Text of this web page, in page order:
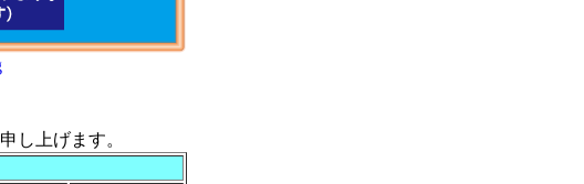
し上げます。